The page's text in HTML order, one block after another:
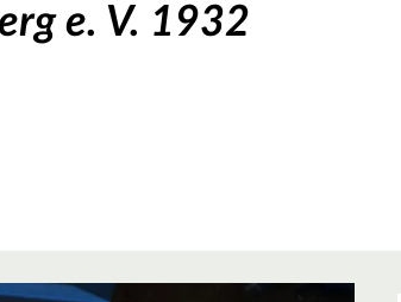
e. V. 1932